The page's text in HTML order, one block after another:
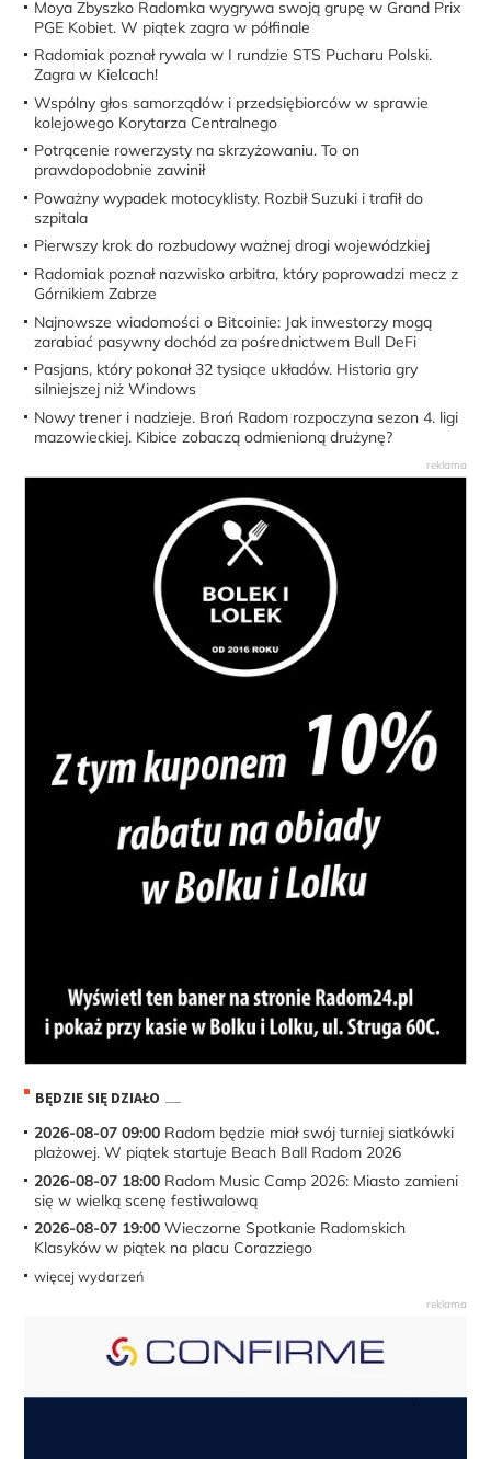
Moya Zbyszko Radomka wygrywa swoją grupę w Grand Prix
PGE Kobiet. W piątek zagra w półfinale
Radomiak poznał rywala w I rundzie STS Pucharu Polski.
Zagra w Kielcach!
Wspólny głos samorządów i przedsiębiorców w sprawie
kolejowego Korytarza Centralnego
Potrącenie rowerzysty na skrzyżowaniu. To on
prawdopodobnie zawinił
Poważny wypadek motocyklisty. Rozbił Suzuki i trafił do
szpitala
Pierwszy krok do rozbudowy ważnej drogi wojewódzkiej
Radomiak poznał nazwisko arbitra, który poprowadzi mecz z
Górnikiem Zabrze
Najnowsze wiadomości o Bitcoinie: Jak inwestorzy mogą
zarabiać pasywny dochód za pośrednictwem Bull DeFi
Pasjans, który pokonał 32 tysiące układów. Historia gry
silniejszej niż Windows
Nowy trener i nadzieje. Broń Radom rozpoczyna sezon 4. ligi
mazowieckiej. Kibice zobaczą odmienioną drużynę?
BĘDZIE SIĘ DZIAŁO
2026-08-07 09:00 Radom będzie miał swój turniej siatkówki
plażowej. W piątek startuje Beach Ball Radom 2026
2026-08-07 18:00 Radom Music Camp 2026: Miasto zamieni
się w wielką scenę festiwalową
2026-08-07 19:00 Wieczorne Spotkanie Radomskich
Klasyków w piątek na placu Corazziego
więcej wydarzeń